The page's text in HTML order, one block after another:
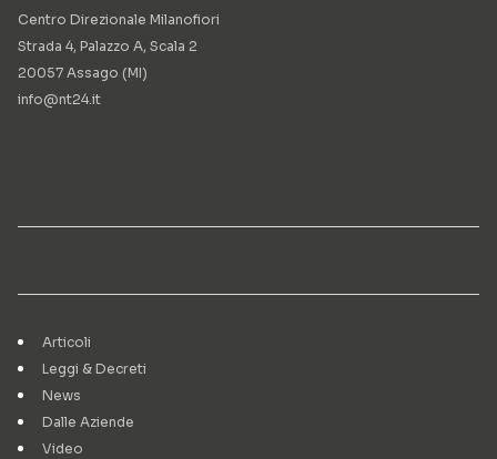
Centro Direzionale Milanofiori
Strada 4, Palazzo A, Scala 2
20057 Assago (MI)
info@nt24.it
Articoli
Leggi & Decreti
News
Dalle Aziende
Video